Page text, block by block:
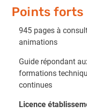
Points forts
945 pages à
animations
Guide répondant
formations
continues
Licence